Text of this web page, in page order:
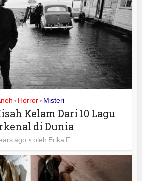
• Horror • Misteri
Kelam Dari 10 Lagu
di Dunia
ago oleh Erika F.